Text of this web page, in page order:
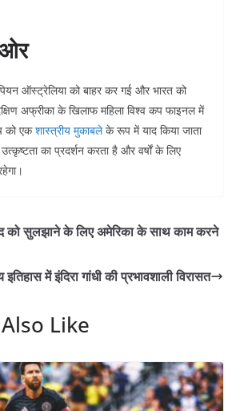
ऑस्ट्रेलिया को बाहर कर गई और भारत को
अफ्रीका के खिलाफ महिला विश्व कप फाइनल में
को एकशास्त्रीय मुकाबलेके रूप में याद किया जाता
का प्रदर्शन करता है और वर्षों के लिए
को सुलझाने के लिए अमेरिका के साथ काम करने
इतिहास में इंदिरा गांधी की प्रभावशाली विरासत
Like